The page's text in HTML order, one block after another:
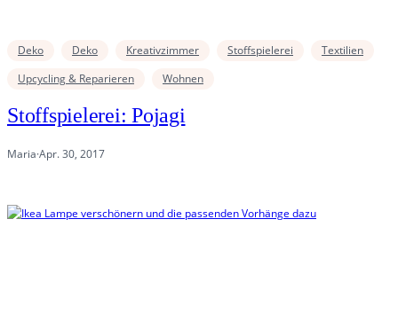
Deko Deko Kreativzimmer Stoffspielerei
Textilien
Upcycling & Reparieren
Wohnen
Stoffspielerei: Pojagi
Maria·Apr. 30, 2017